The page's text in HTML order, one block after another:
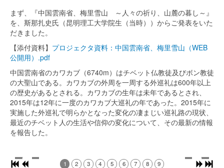
まず、『中国雲南省、梅里雪山 ～人々の祈り、山麓の暮し～』
を、斯那扎史氏（昆明理工大学院生（当時））からご発表をいた
だきました。
【添付資料】 プロジェクタ資料：中国雲南省、梅里雪山（WEB
公開用）.pdf
中国雲南省のカワカブ（6740m）はチベット仏教徒及びボン教徒
の大聖山である。カワカブの外周を一周する外巡礼は600年以上
の歴史があるとされる。カワカブの生年は未年であるとされ、
2015年は12年に一度のカワカブ大巡礼の年であった。2015年に
実施した外巡礼で明らかとなった変化の凄まじい巡礼路の現状、
最近のチベット人の生活や信仰の変化について、その最新の情報
を報告した。
1 2 3 4 5 6 7 8 9